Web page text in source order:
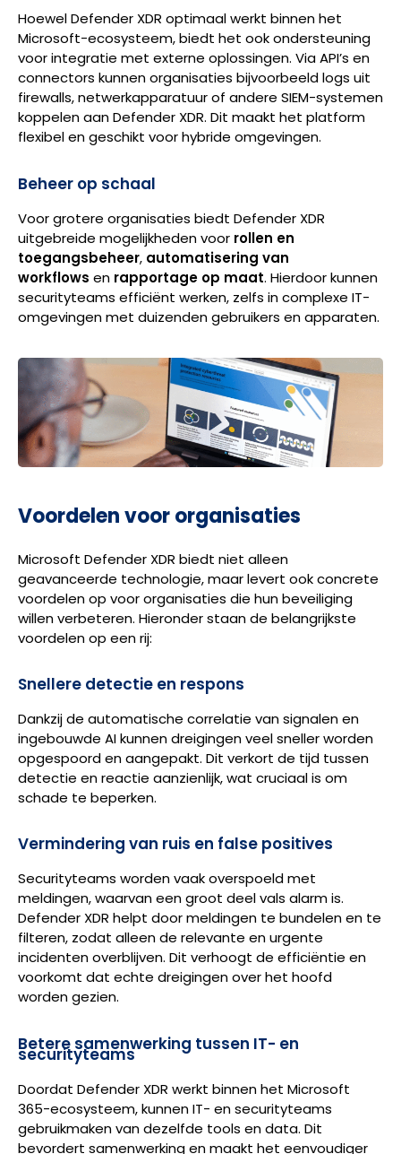
Hoewel Defender XDR optimaal werkt binnen het
Microsoft-ecosysteem, biedt het ook ondersteuning
voor integratie met externe oplossingen. Via API’s en
connectors kunnen organisaties bijvoorbeeld logs uit
firewalls, netwerkapparatuur of andere SIEM-systemen
koppelen aan Defender XDR. Dit maakt het platform
flexibel en geschikt voor hybride omgevingen.
Beheer op schaal
Voor grotere organisaties biedt Defender XDR
uitgebreide mogelijkheden voor rollen en
toegangsbeheer, automatisering van
workflows en rapportage op maat. Hierdoor kunnen
securityteams efficiënt werken, zelfs in complexe IT-
omgevingen met duizenden gebruikers en apparaten.
Voordelen voor organisaties
Microsoft Defender XDR biedt niet alleen
geavanceerde technologie, maar levert ook concrete
voordelen op voor organisaties die hun beveiliging
willen verbeteren. Hieronder staan de belangrijkste
voordelen op een rij:
Snellere detectie en respons
Dankzij de automatische correlatie van signalen en
ingebouwde AI kunnen dreigingen veel sneller worden
opgespoord en aangepakt. Dit verkort de tijd tussen
detectie en reactie aanzienlijk, wat cruciaal is om
schade te beperken.
Vermindering van ruis en false positives
Securityteams worden vaak overspoeld met
meldingen, waarvan een groot deel vals alarm is.
Defender XDR helpt door meldingen te bundelen en te
filteren, zodat alleen de relevante en urgente
incidenten overblijven. Dit verhoogt de efficiëntie en
voorkomt dat echte dreigingen over het hoofd
worden gezien.
Betere samenwerking tussen IT- en
securityteams
Doordat Defender XDR werkt binnen het Microsoft
365-ecosysteem, kunnen IT- en securityteams
gebruikmaken van dezelfde tools en data. Dit
bevordert samenwerking en maakt het eenvoudiger